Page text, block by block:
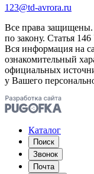
123@td-avrora.ru
Все права
по закону. Статья
Вся информация
ознакомительный
официальных
у Вашего
Каталог
Поиск
Звонок
Почта